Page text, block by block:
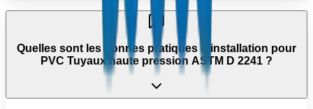
Quelles sont les bonnes pratiques d'installation pour
PVC Tuyaux haute pression ASTM D 2241 ?